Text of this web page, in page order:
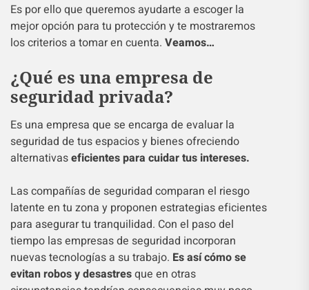
Es por ello que queremos ayudarte a escoger la
mejor opción para tu protección y te mostraremos
los criterios a tomar en cuenta. Veamos…
¿Qué es una empresa de
seguridad privada?
Es una empresa que se encarga de evaluar la
seguridad de tus espacios y bienes ofreciendo
alternativaseficientes para cuidar tus intereses.
Las compañías de seguridad comparan el riesgo
latente en tu zona y proponen estrategias eficientes
para asegurar tu tranquilidad. Con el paso del
tiempo las empresas de seguridad incorporan
nuevas tecnologías a su trabajo. Es así cómo se
evitan robos y desastresque en otras